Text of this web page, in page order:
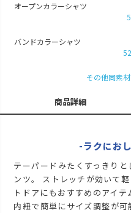
M
オープンカラーシャツ
バンドカラーシャツ
その他同素
商品詳細
-ラクにお
テーパードみたくすっきり
ンツ。 ストレッチが効いて
トドアにもおすすめのアイテ
内紐で簡単にサイズ調整が